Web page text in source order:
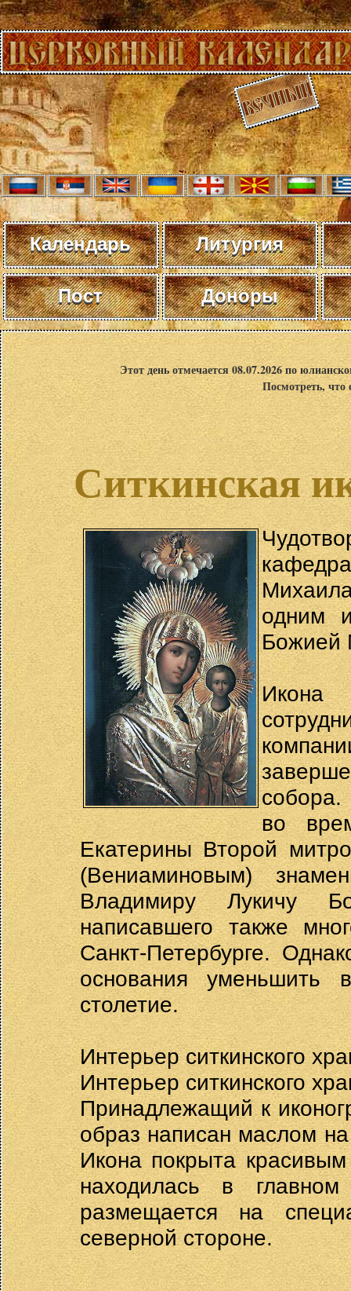
Календарь Литургия
Пост Доноры
Этот день отмечается 08.07.2026 по
Посмотреть,
Ситкинская
одним
Божией
во
Екатерины Второй
(Вениаминовым)
Владимиру Лукичу
написавшего также
Санкт-Петербурге.
основания уменьшить
столетие.
Интерьер ситкинского
Интерьер ситкинского
Принадлежащий к
образ написан маслом
Икона покрыта
находилась в
размещается на
северной стороне.